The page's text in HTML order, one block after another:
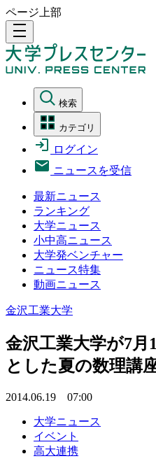
ページ上部
density_medium
検索
カテゴリ
ログイン
ニュースを受信
最新ニュース
ランキング
大学ニュース
小中高ニュース
大学発ベンチャー
ニュース特集
動画ニュース
金沢工業大学
金沢工業大学が7月
とした夏の数理講
2014.06.19 07:00
大学ニュース
イベント
高大連携